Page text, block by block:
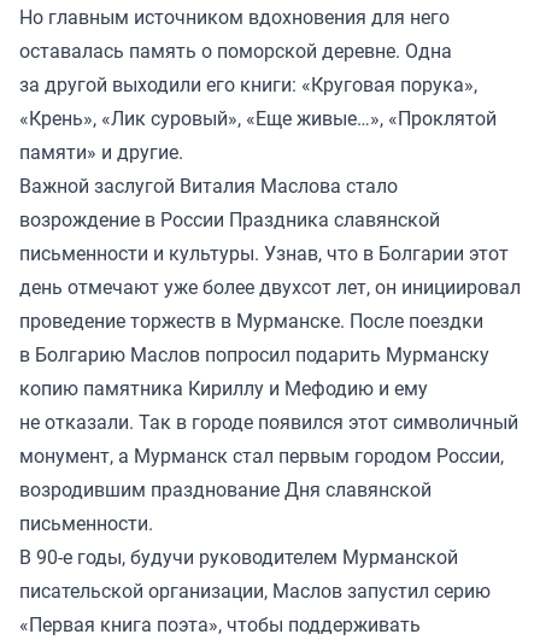
Но главным источником вдохновения для него
оставалась память о поморской деревне. Одна
за другой выходили его книги: «Круговая порука»,
«Крень», «Лик суровый», «Еще живые…», «Проклятой
памяти» и другие.
Важной заслугой Виталия Маслова стало
возрождение в России Праздника славянской
письменности и культуры. Узнав, что в Болгарии этот
день отмечают уже более двухсот лет, он инициировал
проведение торжеств в Мурманске. После поездки
в Болгарию Маслов попросил подарить Мурманску
копию памятника Кириллу и Мефодию и ему
не отказали. Так в городе появился этот символичный
монумент, а Мурманск стал первым городом России,
возродившим празднование Дня славянской
письменности.
В 90-е годы, будучи руководителем Мурманской
писательской организации, Маслов запустил серию
«Первая книга поэта», чтобы поддерживать